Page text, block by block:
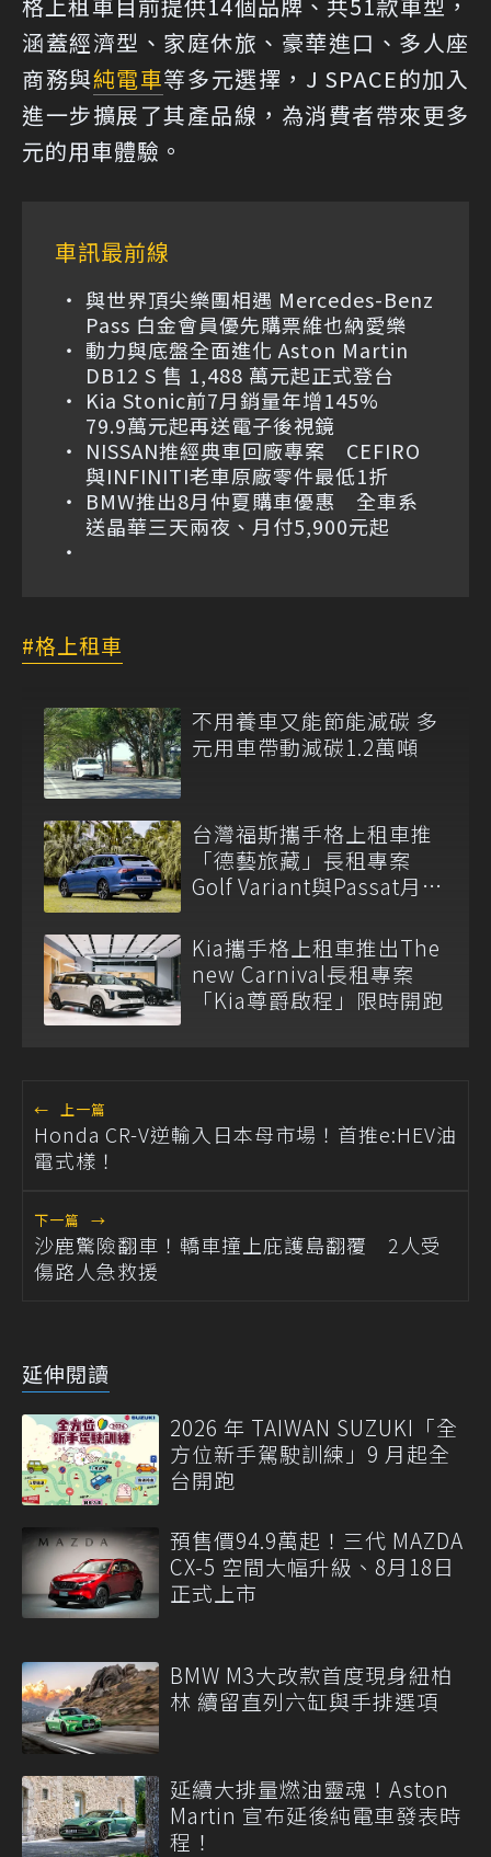
涵蓋經濟型、家庭休旅、豪華進口、多人座
商務與純電車等多元選擇，J SPACE的加入
進一步擴展了其產品線，為消費者帶來更多
元的用車體驗。
車訊最前線
與世界頂尖樂團相遇 Mercedes-Benz
Pass 白金會員優先購票維也納愛樂
動力與底盤全面進化 Aston Martin
DB12 S 售 1,488 萬元起正式登台
Kia Stonic前7月銷量年增145%
79.9萬元起再送電子後視鏡
NISSAN推經典車回廠專案 CEFIRO
與INFINITI老車原廠零件最低1折
BMW推出8月仲夏購車優惠 全車系
送晶華三天兩夜、月付5,900元起
格上租車
不用養車又能節能減碳 多
元用車帶動減碳1.2萬噸
台灣福斯攜手格上租車推
「德藝旅藏」長租專案
Golf Variant與Passat月租
Kia攜手格上租車推出The
new Carnival長租專案
「Kia尊爵啟程」限時開跑
← 上一篇
Honda CR-V逆輸入日本母市場！首推e:HEV油
電式樣！
下一篇 →
沙鹿驚險翻車！轎車撞上庇護島翻覆 2人受
傷路人急救援
延伸閱讀
2026 年 TAIWAN SUZUKI「全
方位新手駕駛訓練」9 月起全
台開跑
預售價94.9萬起！三代 MAZDA
CX-5 空間大幅升級、8月18日
正式上市
BMW M3大改款首度現身紐柏
林 續留直列六缸與手排選項
延續大排量燃油靈魂！Aston
Martin 宣布延後純電車發表時
程！